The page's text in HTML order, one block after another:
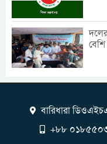
বেশি
বারিধারা
+৮৮